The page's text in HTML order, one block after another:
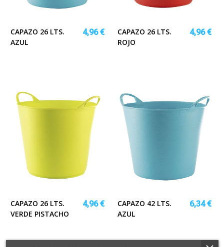
CAPAZO 26 LTS.
AZUL
4,96 €
CAPAZO 26 LTS.
ROJO
4,96 €
CAPAZO 26 LTS.
VERDE PISTACHO
4,96 €
CAPAZO 42 LTS.
AZUL
6,34 €